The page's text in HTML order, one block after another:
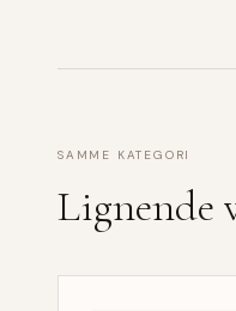
SAMME KATEGORI
Lignende